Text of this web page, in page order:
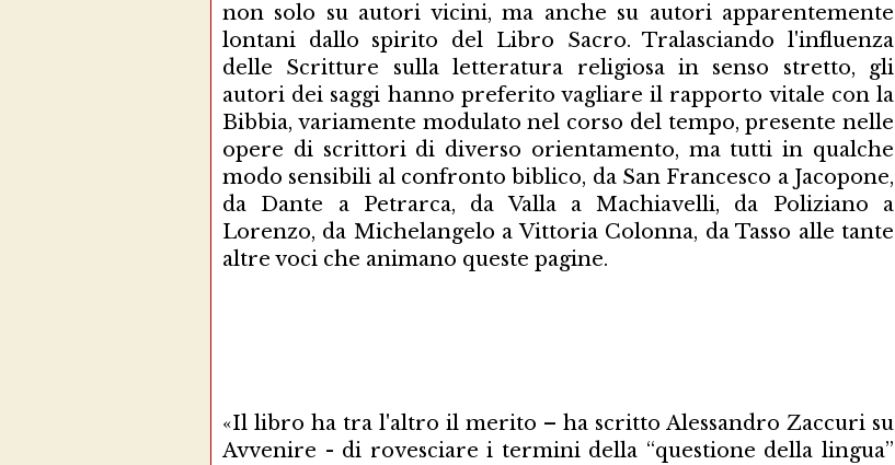
non solo su autori vicini, ma anche su autori apparentemente
lontani dallo spirito del Libro Sacro. Tralasciando l'influenza
delle Scritture sulla letteratura religiosa in senso stretto, gli
autori dei saggi hanno preferito vagliare il rapporto vitale con la
Bibbia, variamente modulato nel corso del tempo, presente nelle
opere di scrittori di diverso orientamento, ma tutti in qualche
modo sensibili al confronto biblico, da San Francesco a Jacopone,
da Dante a Petrarca, da Valla a Machiavelli, da Poliziano a
Lorenzo, da Michelangelo a Vittoria Colonna, da Tasso alle tante
altre voci che animano queste pagine.
«Il libro ha tra l'altro il merito – ha scritto Alessandro Zaccuri su
Avvenire - di rovesciare i termini della “questione della lingua”